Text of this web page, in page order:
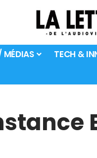
TECH &